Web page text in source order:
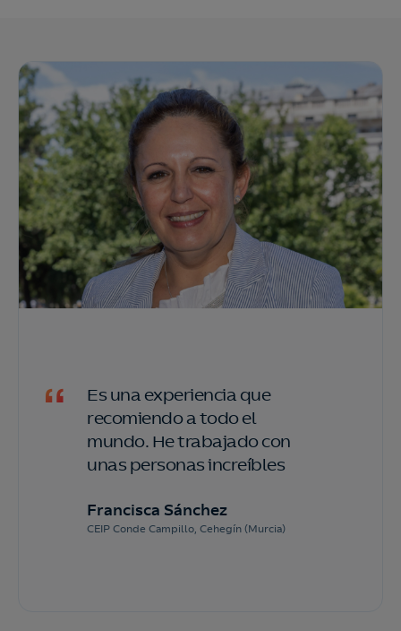
Es una experiencia que
recomiendo a todo el
mundo. He trabajado con
unas personas increíbles
Francisca Sánchez
CEIP Conde Campillo, Cehegín (Murcia)